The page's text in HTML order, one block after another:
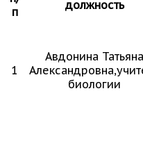
п
должность
1
Авдонина Татьяна
биологии